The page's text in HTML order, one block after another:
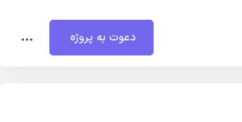
دعوت به پروژه